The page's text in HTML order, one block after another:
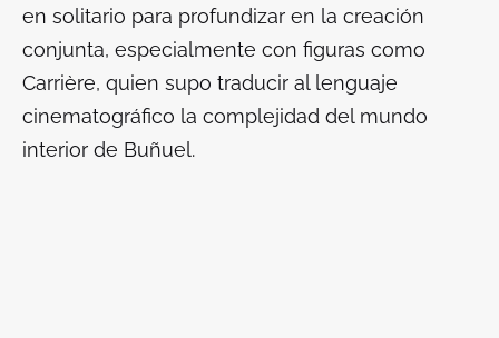
en solitario para profundizar en la creación
conjunta, especialmente con figuras como
Carrière, quien supo traducir al lenguaje
cinematográfico la complejidad del mundo
interior de Buñuel.